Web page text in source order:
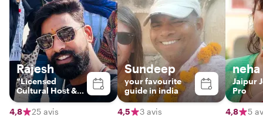
Rajesh
“Licensed
Cultural Host &
Storyteller |
Jaipur & India”
4,8 25 avis
Sundeep
your favourite
guide in india
4,5 3 avis
neha
Jaipur
Pro
4,8 5